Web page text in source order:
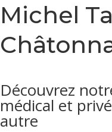
Michel
Découvrez
médical et
autre